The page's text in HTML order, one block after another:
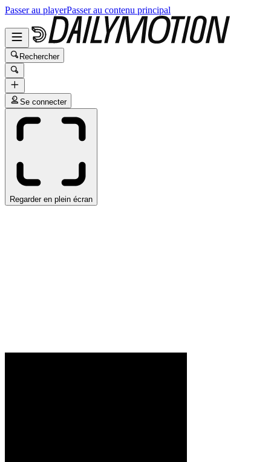
Passer au playerPasser au contenu principal
Rechercher
Se connecter
Regarder en plein écran